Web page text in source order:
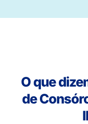
O que
de